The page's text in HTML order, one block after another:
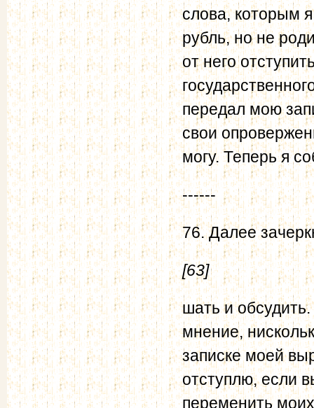
слова, которым
рубль, но не
от него
передал мою
свои
могу. Теперь я
------
76. Далее
[63]
шать и
мнение,
записке моей
отступлю, если
переменить